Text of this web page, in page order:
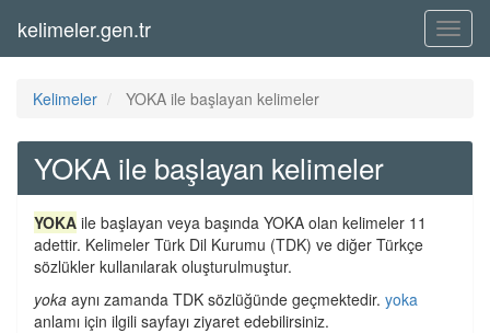
Menü
kelimeler.gen.tr
Kelimeler YOKA ile başlayan kelimeler
YOKA ile başlayan kelimeler
YOKA ile başlayan veya başında YOKA olan kelimeler 11
adettir. Kelimeler Türk Dil Kurumu (TDK) ve diğer Türkçe
sözlükler kullanılarak oluşturulmuştur.
yoka aynı zamanda TDK sözlüğünde geçmektedir. yoka
anlamı için ilgili sayfayı ziyaret edebilirsiniz.